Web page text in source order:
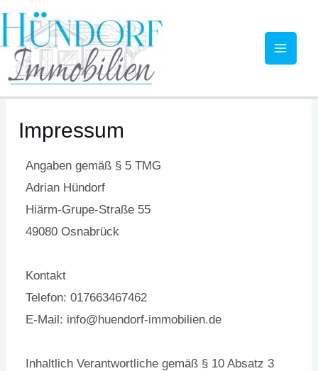
Zum
Inhalt
springen
Impressum
Angaben gemäß § 5 TMG
Adrian Hündorf
Hiärm-Grupe-Straße 55
49080 Osnabrück
Kontakt
Telefon: 017663467462
E-Mail: info@huendorf-immobilien.de
Inhaltlich Verantwortliche gemäß § 10 Absatz 3